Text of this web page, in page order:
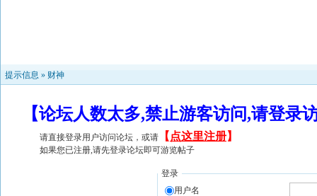
提示信息 » 财神
【论坛人数太多,禁止游客访问,请登
请直接登录用户访问论坛，或请 【 点这里注册】
如果您已注册,请先登录论坛即可游览帖子
登录
用户名